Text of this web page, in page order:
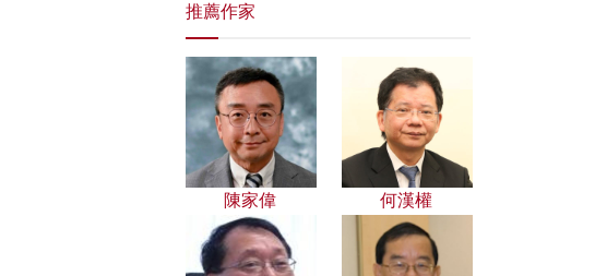
推薦作家
陳家偉 何漢權